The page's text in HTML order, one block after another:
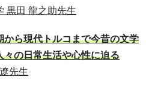
黒田 龍之助先生
から現代トルコまで今昔の文学
々の日常生活や心性に迫る
先生